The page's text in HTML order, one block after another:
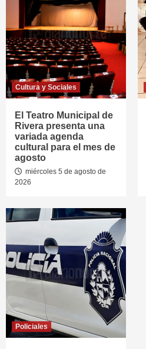
Cultura y Sociales
El Teatro Municipal de
Rivera presenta una
variada agenda
cultural para el mes de
agosto
miércoles 5 de agosto de
2026
Policiales